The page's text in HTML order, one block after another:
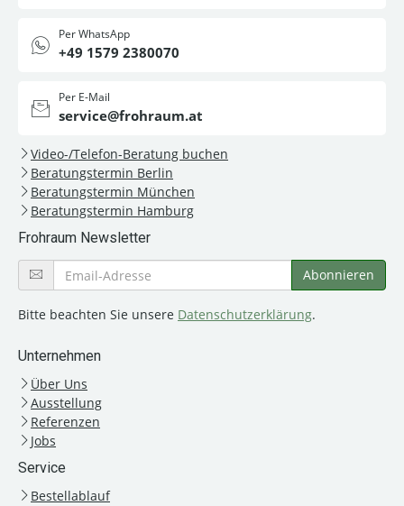
Per WhatsApp
+49 1579 2380070
Per E-Mail
service@frohraum.at
Video-/Telefon-Beratung buchen
Beratungstermin Berlin
Beratungstermin München
Beratungstermin Hamburg
Frohraum Newsletter
Bitte beachten Sie unsere Datenschutzerklärung.
Unternehmen
Über Uns
Ausstellung
Referenzen
Jobs
Service
Bestellablauf